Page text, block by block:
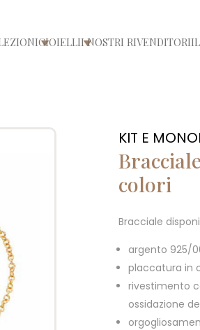
menù
Apri/chiudi menù
GIOIELLIApri/chiudi menù
I NOSTRI RIVENDITORI
KIT E
colori
Bracciale
argento 925/
placcatura in
rivestimento
ossidazione